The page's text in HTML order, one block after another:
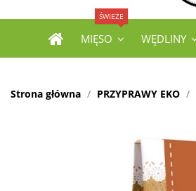
MIĘSO
ŚWIEŻE
WĘDLINY
Strona główna PRZYPRAWY EKO